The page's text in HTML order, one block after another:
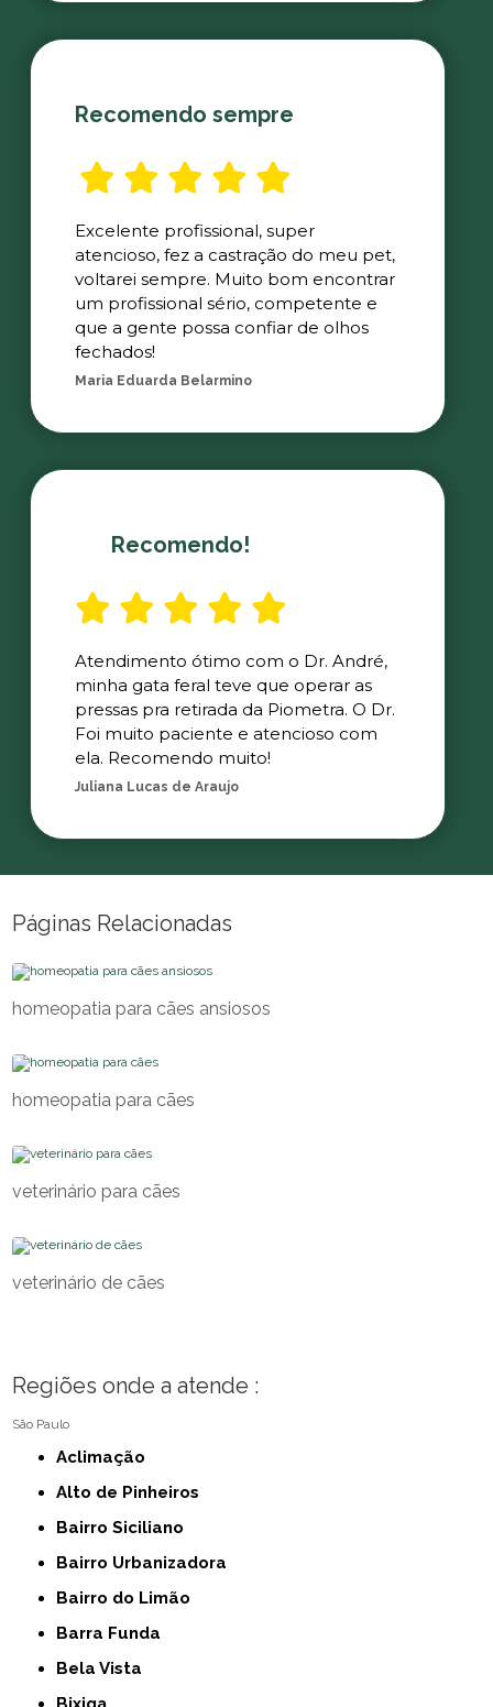
Recomendo sempre
Excelente profissional, super
atencioso, fez a castração do meu pet,
voltarei sempre. Muito bom encontrar
um profissional sério, competente e
que a gente possa confiar de olhos
fechados!
Maria Eduarda Belarmino
Recomendo!
Atendimento ótimo com o Dr. André,
minha gata feral teve que operar as
pressas pra retirada da Piometra. O Dr.
Foi muito paciente e atencioso com
ela. Recomendo muito!
Juliana Lucas de Araujo
Páginas Relacionadas
homeopatia para cães ansiosos
homeopatia para cães
veterinário para cães
veterinário de cães
Regiões onde a atende :
São Paulo
Aclimação
Alto de Pinheiros
Bairro Siciliano
Bairro Urbanizadora
Bairro do Limão
Barra Funda
Bela Vista